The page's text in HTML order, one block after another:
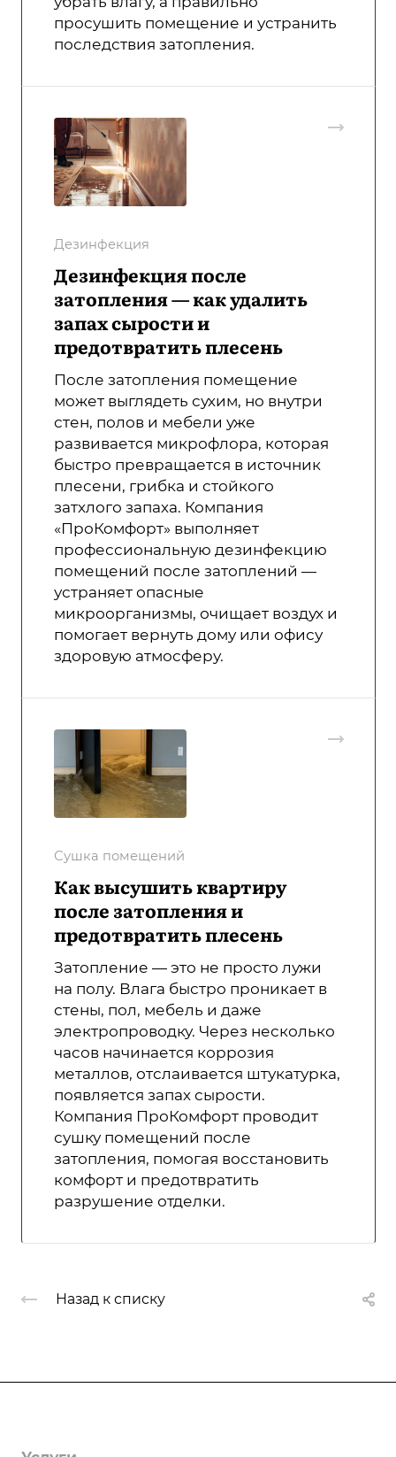
просушить помещение и устранить
последствия затопления.
Дезинфекция
Дезинфекция после
затопления — как удалить
запах сырости и
предотвратить плесень
После затопления помещение
может выглядеть сухим, но внутри
стен, полов и мебели уже
развивается микрофлора, которая
быстро превращается в источник
плесени, грибка и стойкого
затхлого запаха. Компания
«ПроКомфорт» выполняет
профессиональную дезинфекцию
помещений после затоплений —
устраняет опасные
микроорганизмы, очищает воздух и
помогает вернуть дому или офису
здоровую атмосферу.
Сушка помещений
Как высушить квартиру
после затопления и
предотвратить плесень
Затопление — это не просто лужи
на полу. Влага быстро проникает в
стены, пол, мебель и даже
электропроводку. Через несколько
часов начинается коррозия
металлов, отслаивается штукатурка,
появляется запах сырости.
Компания ПроКомфорт проводит
сушку помещений после
затопления, помогая восстановить
комфорт и предотвратить
разрушение отделки.
Назад к списку